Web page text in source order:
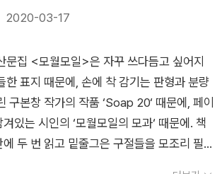
2020-03-17
문집 <모월모일>은 자꾸 쓰다듬고 싶어지
한 표지 때문에, 손에 착 감기는 판형과 분량
구본창 작가의 작품 ‘Soap 20‘ 때문에, 페이
있는 시인의 ‘모월모일의 모과‘ 때문에. ​책
두 번 읽고 밑줄그은 구절들을 모조리 필사